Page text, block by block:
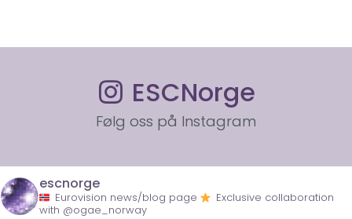
ESCNorge
Følg oss på Instagram
escnorge
Eurovision news/blog page
Exclusive collaboration
with @ogae_norway